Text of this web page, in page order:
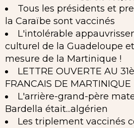
Tous les présidents et
la Caraïbe sont vaccinés
L'intolérable
culturel de la Guadeloupe
mesure de la Martinique !
LETTRE OUVERTE AU
FRANCAIS DE MARTINIQUE
L'arrière-grand-père
Bardella était...algérien
Les triplement vaccinés